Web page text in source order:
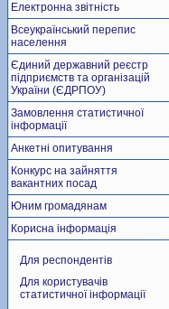
Електронна звітність
Всеукраїнський перепис
населення
Єдиний державний реєстр
підприємств та організацій
України (ЄДРПОУ)
Замовлення статистичної
інформації
Анкетні опитування
Конкурс на зайняття
вакантних посад
Юним громадянам
Корисна інформація
Для респондентів
Для користувачів
статистичної інформації